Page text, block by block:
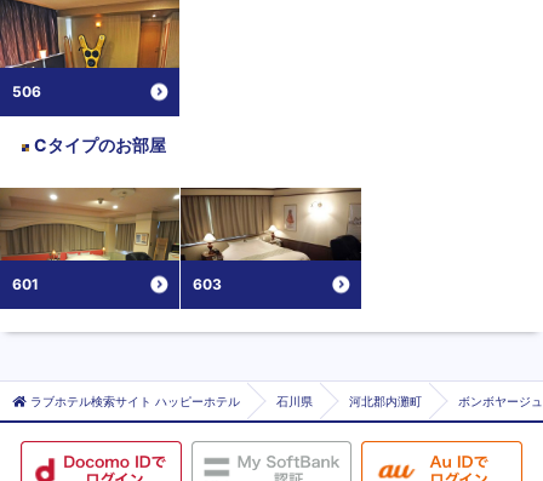
506
Cタイプのお部屋
601 603
ラブホテル検索サイト ハッピーホテル 石川県 河北郡内灘町 ボンボヤージ